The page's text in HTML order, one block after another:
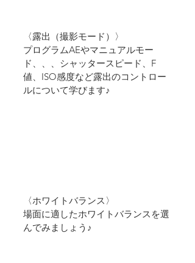
〈露出（撮影モード）〉
プログラムAEやマニュアルモー
ド、、、シャッタースピード、F
値、ISO感度など露出のコントロー
ルについて学びます♪
〈ホワイトバランス〉
場面に適したホワイトバランスを選
んでみましょう♪